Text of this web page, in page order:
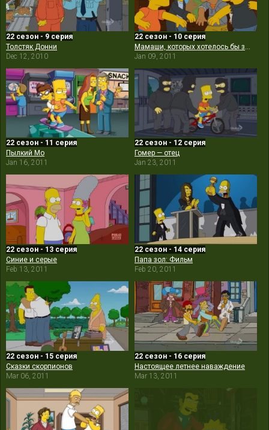
22 сезон - 9 серия
Толстяк Донни
Dec 12, 2010
22 сезон - 10 серия
Мамаши, которых хотелось бы забыть
Jan 09, 2011
22 сезон - 11 серия
Пылкий Мо
Jan 16, 2011
22 сезон - 12 серия
Гомер — отец
Jan 23, 2011
22 сезон - 13 серия
Синие и серые
Feb 13, 2011
22 сезон - 14 серия
Папа зол: Фильм
Feb 20, 2011
22 сезон - 15 серия
Сказки скорпионов
Mar 06, 2011
22 сезон - 16 серия
Настоящее летнее наваждение
Mar 13, 2011